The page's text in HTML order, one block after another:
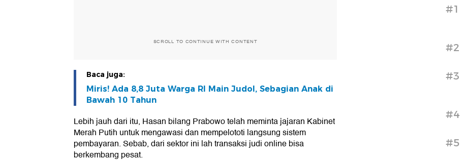
SCROLL TO CONTINUE WITH CONTENT
Baca juga:
Miris! Ada 8,8 Juta Warga RI Main Judol, Sebagian Anak di
Bawah 10 Tahun
Lebih jauh dari itu, Hasan bilang Prabowo telah meminta jajaran Kabinet
Merah Putih untuk mengawasi dan mempelototi langsung sistem
pembayaran. Sebab, dari sektor ini lah transaksi judi online bisa
berkembang pesat.
#1
#2
#3
#4
#5